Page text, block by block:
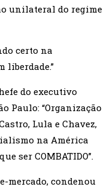
unilateral do regime
certo na
liberdade.”
do executivo
Paulo: “Organização
Lula e Chavez,
na América
ser COMBATIDO”.
mercado, condenou